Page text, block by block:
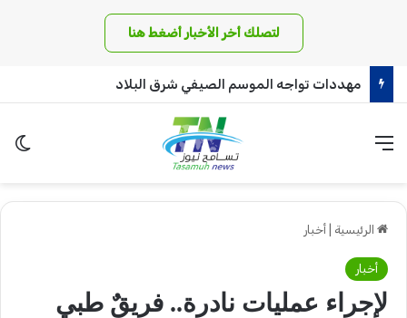
لتصلك أخر الأخبار أضغط هنا
مهددات تواجه الموسم الصيفي شرق البلاد
القائمة
الرئيسية أخبار
أخبار
لإجراء عمليات نادرة.. فريقٌ طبي